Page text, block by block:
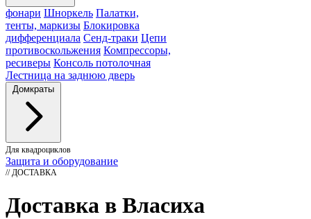
фонари Шноркель Палатки,
тенты, маркизы Блокировка
дифференциала Сенд-траки Цепи
противоскольжения Компрессоры,
ресиверы Консоль потолочная
Лестница на заднюю дверь
Домкраты
Для квадроциклов
Защита и оборудование
// ДОСТАВКА
Доставка в Власиха